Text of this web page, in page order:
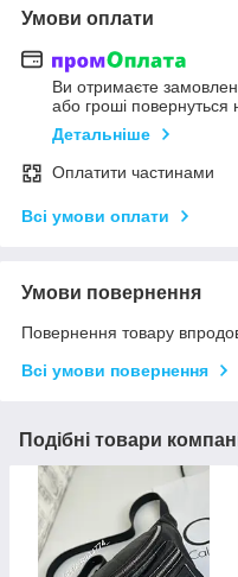
Умови оплати
Ви отримаєте
або гроші повернуться
Детальніше
Оплатити частинами
Всі умови оплати
Умови повернення
Повернення товару
Всі умови повернення
Подібні товари